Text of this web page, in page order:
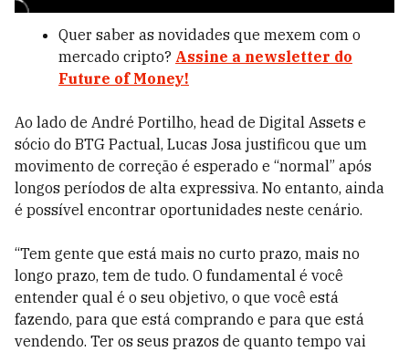
Quer saber as novidades que mexem com o
mercado cripto? Assine a newsletter do
Future of Money!
Ao lado de André Portilho, head de Digital Assets e
sócio do BTG Pactual, Lucas Josa justificou que um
movimento de correção é esperado e “normal” após
longos períodos de alta expressiva. No entanto, ainda
é possível encontrar oportunidades neste cenário.
“Tem gente que está mais no curto prazo, mais no
longo prazo, tem de tudo. O fundamental é você
entender qual é o seu objetivo, o que você está
fazendo, para que está comprando e para que está
vendendo. Ter os seus prazos de quanto tempo vai